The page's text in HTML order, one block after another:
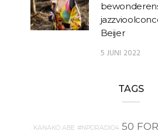
Beijer
5 JUNI 2022
TAGS
. KANAKO ABE #NPORADIO4 50